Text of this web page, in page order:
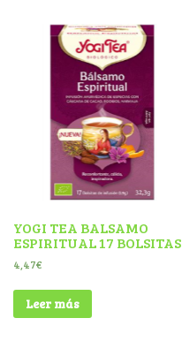
YOGI TEA BALSAMO
ESPIRITUAL 17 BOLSITAS
4,47€
Leer más